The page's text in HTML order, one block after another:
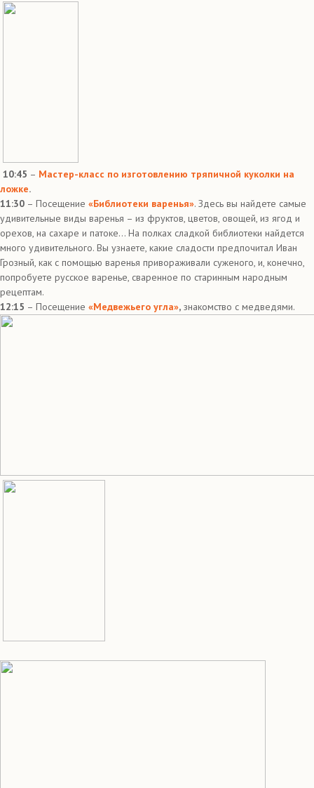
10:45 – Мастер-класс по изготовлению тряпичной куколки на
ложке.
11:30 – Посещение «Библиотеки варенья». Здесь вы найдете самые
удивительные виды варенья – из фруктов, цветов, овощей, из ягод и
орехов, на сахаре и патоке… На полках сладкой библиотеки найдется
много удивительного. Вы узнаете, какие сладости предпочитал Иван
Грозный, как с помощью варенья привораживали суженого, и, конечно,
попробуете русское варенье, сваренное по старинным народным
рецептам.
12:15 – Посещение «Медвежьего угла», знакомство с медведями.